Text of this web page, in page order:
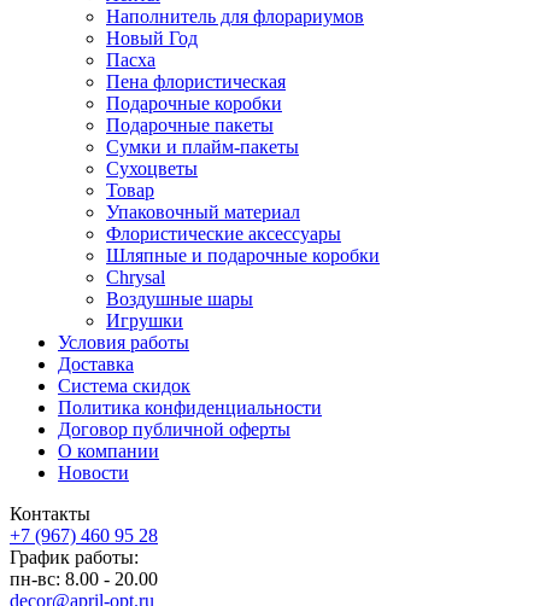
Наполнитель для флорариумов
Новый Год
Пасха
Пена флористическая
Подарочные коробки
Подарочные пакеты
Сумки и плайм-пакеты
Сухоцветы
Товар
Упаковочный материал
Флористические аксессуары
Шляпные и подарочные коробки
Chrysal
Воздушные шары
Игрушки
Условия работы
Доставка
Система скидок
Политика конфиденциальности
Договор публичной оферты
О компании
Новости
Контакты
+7 (967) 460 95 28
График работы:
пн-вс: 8.00 - 20.00
decor@april-opt.ru